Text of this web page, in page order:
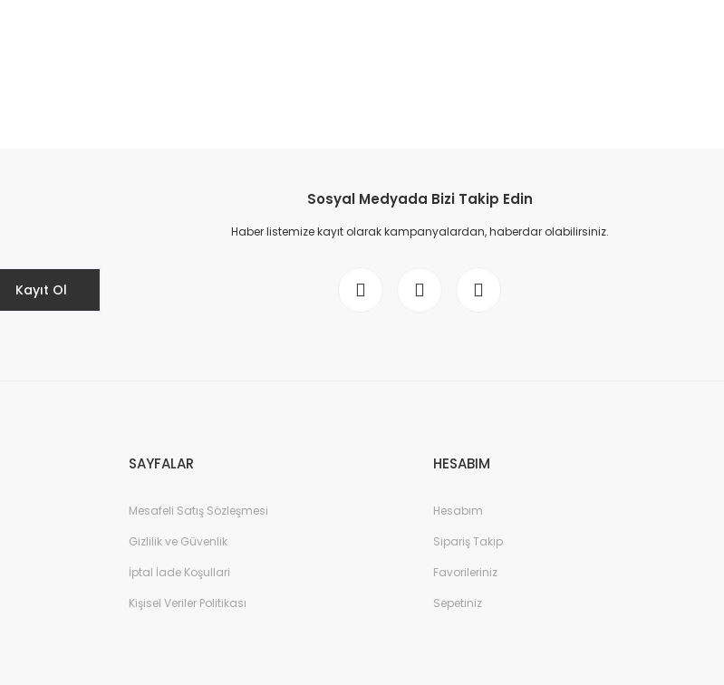
Kayıt Ol
Sosyal Medyada Bizi Takip Edin
Haber listemize kayıt olarak kampanyalardan, haberdar olabilirsiniz.
SAYFALAR
Mesafeli Satış Sözleşmesi
Gizlilik ve Güvenlik
İptal İade Koşullari
Kişisel Veriler Politikası
HESABIM
Hesabım
Sipariş Takip
Favorileriniz
Sepetiniz